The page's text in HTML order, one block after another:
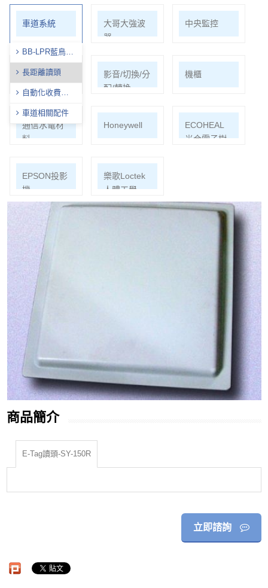
車道系統
BB-LPR藍鳥車
牌辨識系統簡介
長距離讀頭
自動化收費系
車道相關配件
大哥大強波
器
中央監控
網路周邊
影音/切換/分
配/轉換
機櫃
通信水電材
料
Honeywell
ECOHEAL
光合電子樹
EPSON投影
機
樂歌Loctek
人體工學
商品簡介
E-Tag讀頭-SY-150R
立即諮詢